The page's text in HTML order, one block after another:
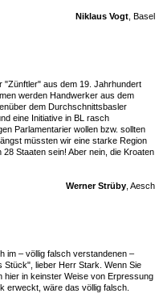
Niklaus Vogt , Basel
"Zünftler" aus dem 19. Jahrhundert
werden Handwerker aus dem
dem Durchschnittsbasler
eine Initiative in BL rasch
Parlamentarier wollen bzw. sollten
müssten wir eine starke Region
Staaten sein! Aber nein, die Kroaten
Werner Strüby , Aesch
im – völlig falsch verstandenen –
lieber Herr Stark. Wenn Sie
hier in keinster Weise von Erpressung
erweckt, wäre das völlig falsch.